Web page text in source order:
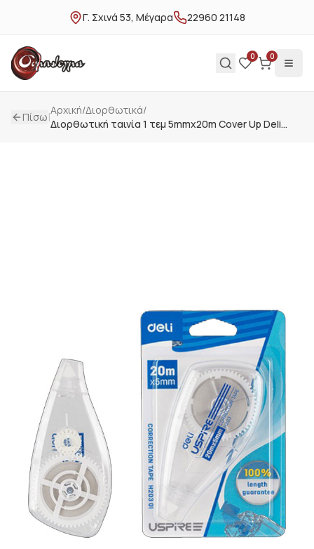
Γ. Σχινά 53, Μέγαρα 22960 21148
0 0
Πίσω|Αρχική/Διορθωτικά/
Διορθωτική ταινία 1 τεμ 5mmx20m Cover Up Deli